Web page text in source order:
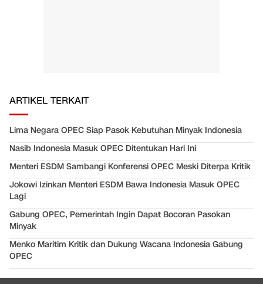
ARTIKEL TERKAIT
Lima Negara OPEC Siap Pasok Kebutuhan Minyak Indonesia
Nasib Indonesia Masuk OPEC Ditentukan Hari Ini
Menteri ESDM Sambangi Konferensi OPEC Meski Diterpa Kritik
Jokowi Izinkan Menteri ESDM Bawa Indonesia Masuk OPEC
Lagi
Gabung OPEC, Pemerintah Ingin Dapat Bocoran Pasokan
Minyak
Menko Maritim Kritik dan Dukung Wacana Indonesia Gabung
OPEC